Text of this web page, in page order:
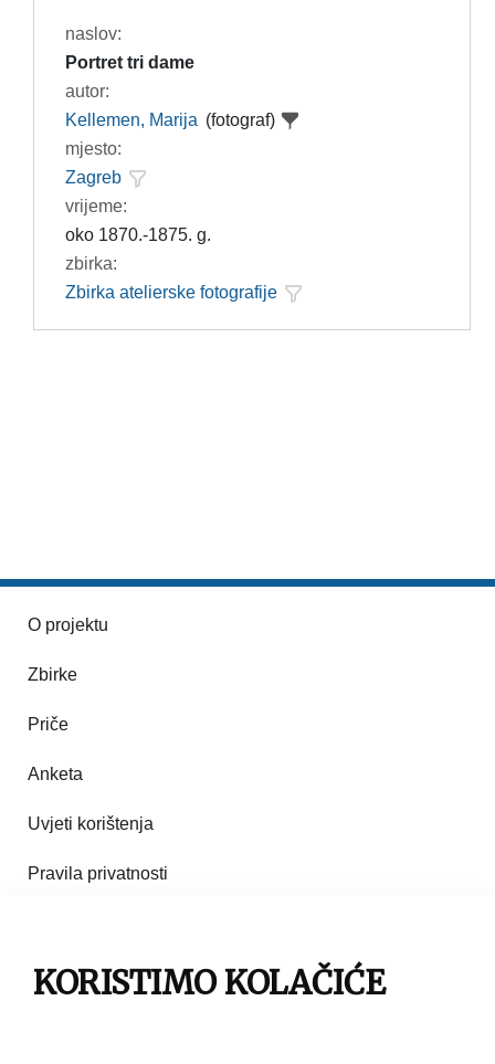
naslov:
Portret tri dame
autor:
Kellemen, Marija (fotograf)
mjesto:
Zagreb
vrijeme:
oko 1870.-1875. g.
zbirka:
Zbirka atelierske fotografije
O projektu
Zbirke
Priče
Anketa
Uvjeti korištenja
Pravila privatnosti
Pravila korištenja
KORISTIMO KOLAČIĆE